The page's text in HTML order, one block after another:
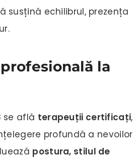
susțină echilibrul, prezența
la
se află terapeuții certificați,
profundă a nevoilor
postura, stilul de